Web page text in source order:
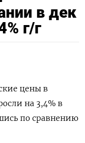
в дек
г/г
⁠цены в
​на ⁠3,4% ⁠в
по сравнению